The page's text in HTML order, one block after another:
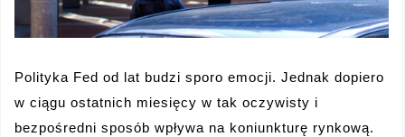
Polityka Fed od lat budzi sporo emocji. Jednak dopiero
w ciągu ostatnich miesięcy w tak oczywisty i
bezpośredni sposób wpływa na koniunkturę rynkową.